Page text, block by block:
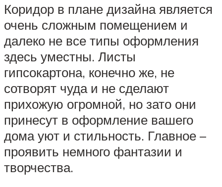
Коридор в плане дизайна является
очень сложным помещением и
далеко не все типы оформления
здесь уместны. Листы
гипсокартона, конечно же, не
сотворят чуда и не сделают
прихожую огромной, но зато они
принесут в оформление вашего
дома уют и стильность. Главное –
проявить немного фантазии и
творчества.